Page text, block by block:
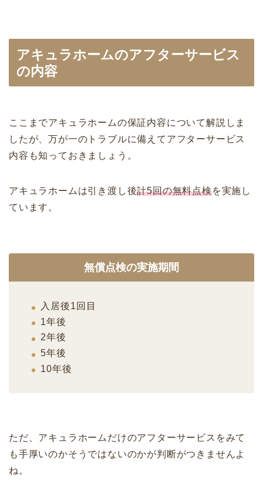
アキュラホームのアフターサービス
の内容
ここまでアキュラホームの保証内容について解説しま
したが、万が一のトラブルに備えてアフターサービス
内容も知っておきましょう。
アキュラホームは引き渡し後計5回の無料点検を実施し
ています。
無償点検の実施期間
入居後1回目
1年後
2年後
5年後
10年後
ただ、アキュラホームだけのアフターサービスをみて
も手厚いのかそうではないのかが判断がつきませんよ
ね。